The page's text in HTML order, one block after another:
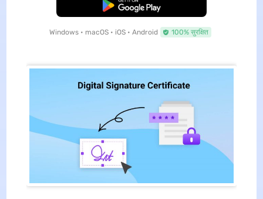
मुफ्त डाउनलोड
Windows • macOS • iOS • Android 100% सुरक्षित